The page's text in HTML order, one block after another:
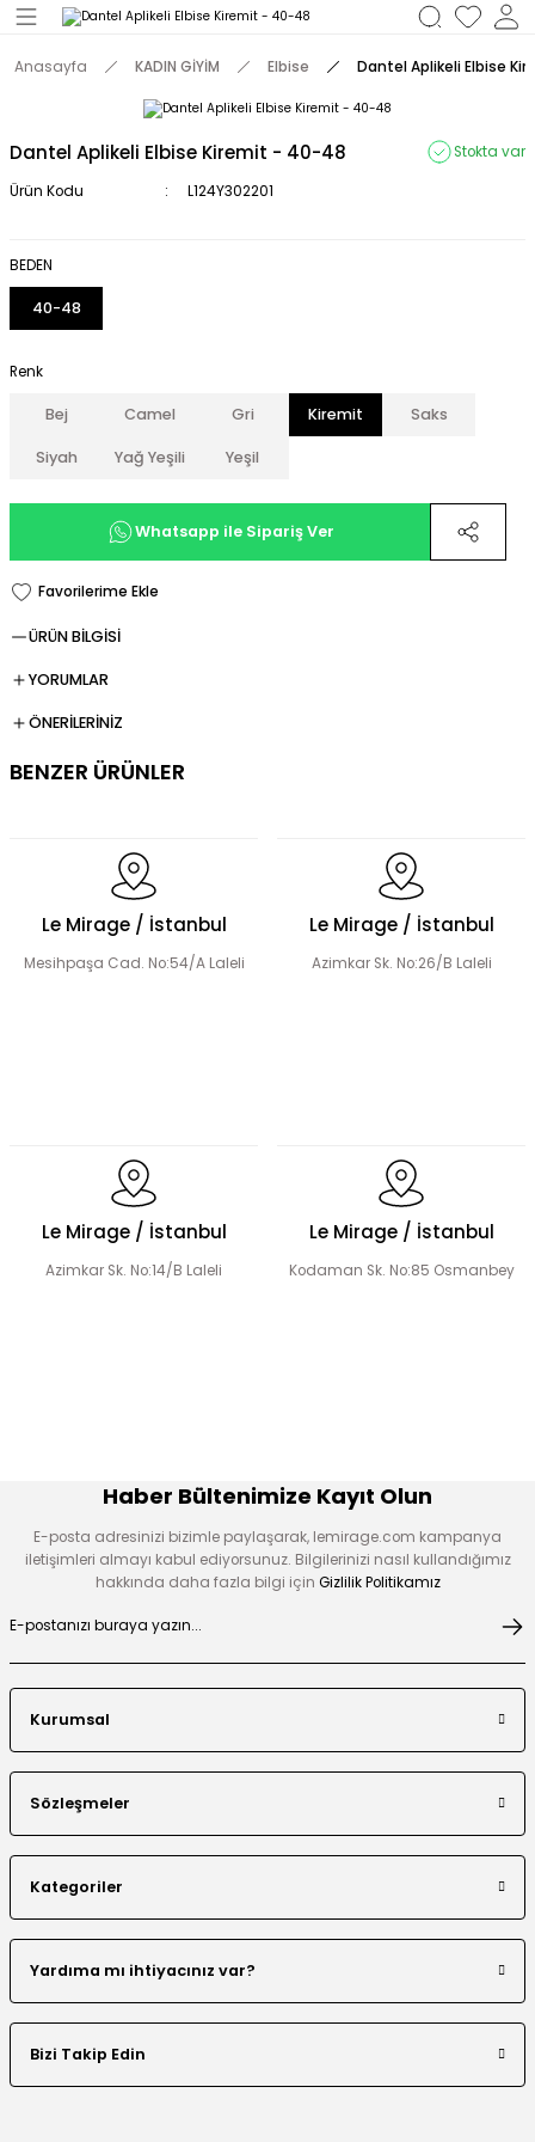
Anasayfa KADIN GİYİM Elbise Dantel Aplikeli Elbise
Dantel Aplikeli Elbise Kiremit - 40-48 Stokta var
Ürün Kodu L124Y302201
BEDEN
40-48
Renk
Bej Camel Gri Kiremit Saks
Siyah Yağ Yeşili Yeşil
Whatsapp ile Sipariş Ver
ÜRÜN BİLGİSİ
YORUMLAR
ÖNERİLERİNİZ
BENZER ÜRÜNLER
Desen Boncuk Nakışlı Elbise
Le Mirage / İstanbul
Mesihpaşa Cad. No:54/A Laleli
Le Mirage / İstanbul
Azimkar Sk. No:26/B Laleli
Le Mirage / İstanbul
Azimkar Sk. No:14/B Laleli
Le Mirage / İstanbul
Kodaman Sk. No:85 Osmanbey
Haber Bültenimize Kayıt Olun
E-posta adresinizi bizimle paylaşarak, lemirage.com kampanya
iletişimleri almayı kabul ediyorsunuz. Bilgilerinizi nasıl kullandığımız
hakkında daha fazla bilgi için Gizlilik Politikamız
Kurumsal
Sözleşmeler
Kategoriler
Yardıma mı ihtiyacınız var?
Bizi Takip Edin